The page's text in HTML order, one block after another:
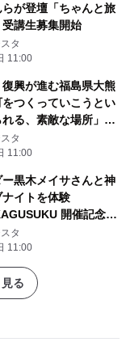
が登壇「ちゃんと旅
講生募集開始
タ
11:00
興が進む福島県大熊
つくっていこうとい
る、素敵な場所」
号公開
タ
11:00
黒木メイサさんと神
イトを体験
開催記念レ
レポート
タ
11:00
る